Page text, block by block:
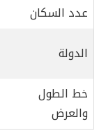
عدد السكان
الدولة
خط الطول
والعرض